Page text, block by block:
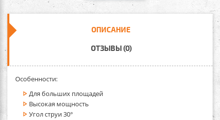
ОПИСАНИЕ
ОТЗЫВЫ (0)
Особенности:
Для больших площадей
Высокая мощность
Угол струи 30°